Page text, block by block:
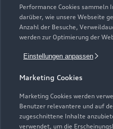
Performance Cookies sammeln
darüber, wie unsere Webseite
Anzahl der Besuche,
werden zur Optimierung der
Einstellungen anpassen
Marketing Cookies
Marketing Cookies werden
Benutzer relevantere und auf
zugeschnittene Inhalte
verwendet, um die
Elektromodelle
Plug-in-Hybride
Neuwagensuche
Gebrauchtwagensuche
Geschäftskunden
Service & Zubehör
Saisonale Angebote
Audi Services
Garantie
Audi digital services
myAudi
Support
Audi Code
Häufige Fragen (FAQ)
Über Audi
Unternehmen
Karriere